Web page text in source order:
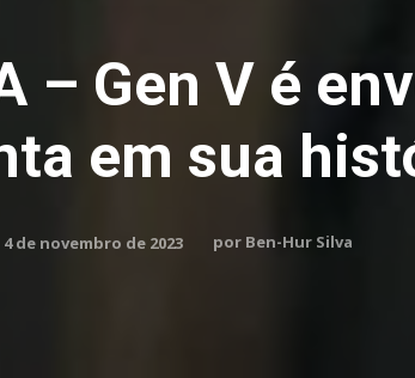
– Gen V é
em sua
4 de novembro de 2023 por Ben-Hur Silva